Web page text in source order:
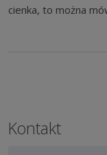
cienka, to można
Kontakt